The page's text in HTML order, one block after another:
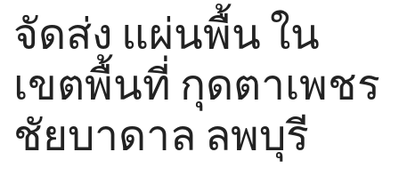
จัดส่ง แผ่นพื้น ใน
เขตพื้นที่ กุดตาเพชร
ชัยบาดาล ลพบุรี